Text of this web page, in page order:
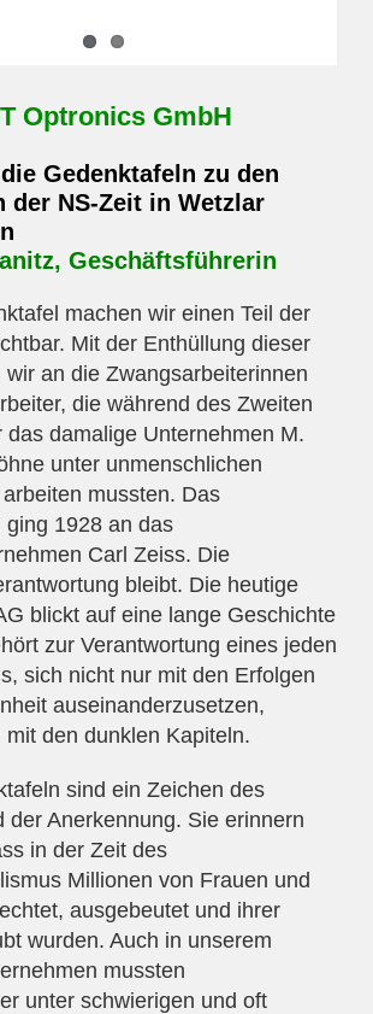
Optronics GmbH
Gedenktafeln zu den
der NS-Zeit in Wetzlar
Geschäftsführerin
machen wir einen Teil der
Mit der Enthüllung dieser
wir an die Zwangsarbeiterinnen
die während des Zweiten
das damalige Unternehmen M.
unter unmenschlichen
mussten. Das
ging 1928 an das
Carl Zeiss. Die
bleibt. Die heutige
blickt auf eine lange Geschichte
zur Verantwortung eines jeden
sich nicht nur mit den Erfolgen
auseinanderzusetzen,
den dunklen Kapiteln.
sind ein Zeichen des
der Anerkennung. Sie erinnern
in der Zeit des
Millionen von Frauen und
ausgebeutet und ihrer
wurden. Auch in unserem
mussten
unter schwierigen und oft